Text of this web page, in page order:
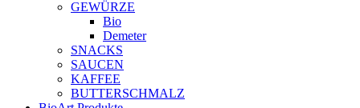
GEWÜRZE
Bio
Demeter
SNACKS
SAUCEN
KAFFEE
BUTTERSCHMALZ